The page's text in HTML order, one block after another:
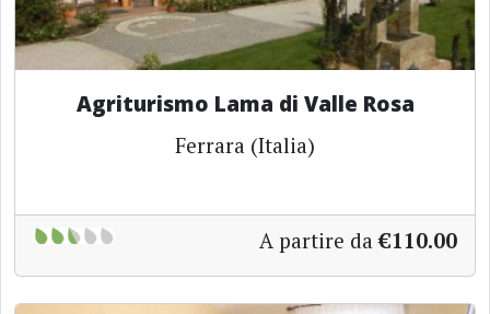
Agriturismo Lama di Valle Rosa
Ferrara (Italia)
A partire da €110.00